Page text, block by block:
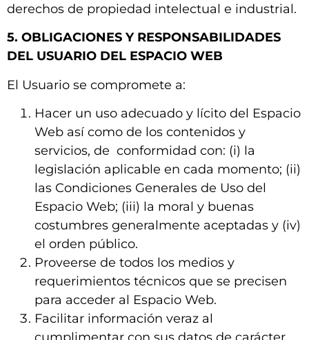
derechos de propiedad intelectual e industrial.
5. OBLIGACIONES Y RESPONSABILIDADES
DEL USUARIO DEL ESPACIO WEB
El Usuario se compromete a:
Hacer un uso adecuado y lícito del Espacio
Web así como de los contenidos y
servicios, de conformidad con: (i) la
legislación aplicable en cada momento; (ii)
las Condiciones Generales de Uso del
Espacio Web; (iii) la moral y buenas
costumbres generalmente aceptadas y (iv)
el orden público.
Proveerse de todos los medios y
requerimientos técnicos que se precisen
para acceder al Espacio Web.
Facilitar información veraz al